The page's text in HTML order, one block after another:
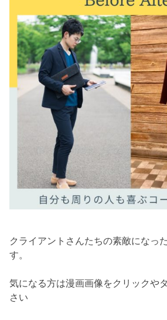
クライアントさんたちの素敵になっ
す。
気になる方は漫画画像をクリックや
さい